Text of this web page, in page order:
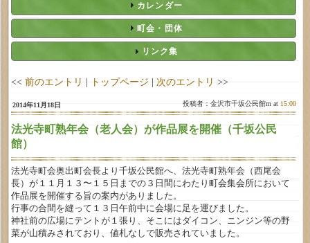
カレンダー
町会・団体
リンク集
<< 前のエントリ | トップページ | 次のエントリ >>
2014年11月18日 投稿者：金沢市千坂公民館m at 15:00
法光寺町熟年会（老人会）が作品展を開催（千坂公民
館）
法光寺町会奥出町会長より千坂公民館へ、法光寺町熟年会（西尾会
長）が１１月１３〜１５日までの３日間にわたり町会集会所において
作品展を開催する旨の案内がありました。
行事の合間を縫って１３日午前中に会場に足を運びました。
神社前の広場にテントが１張り、そこにはダイコン、ニンジン等の野
菜が山積みされており、値札なしで販売されていました。